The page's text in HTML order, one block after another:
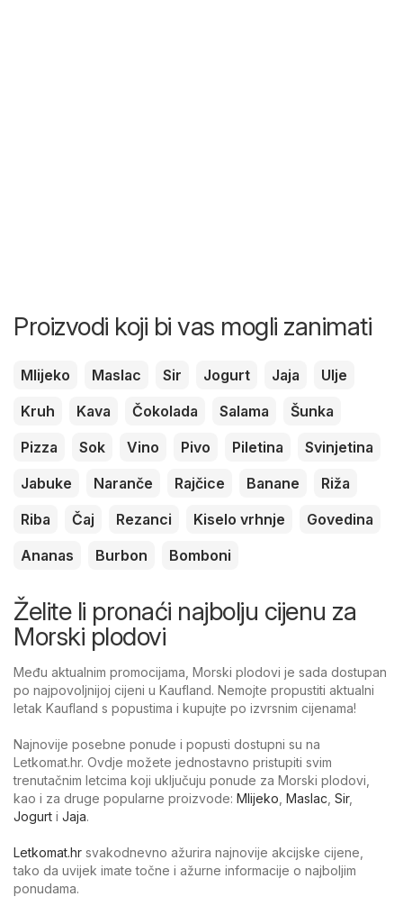
Proizvodi koji bi vas mogli zanimati
Mlijeko Maslac Sir Jogurt Jaja
Ulje
Kruh
Kava Čokolada Salama
Šunka
Pizza
Sok Vino Pivo Piletina
Svinjetina
Jabuke
Naranče Rajčice Banane
Riža
Riba
Čaj Rezanci Kiselo vrhnje
Govedina
Ananas
Burbon Bomboni
Želite li pronaći najbolju cijenu za
Morski plodovi
Među aktualnim promocijama, Morski plodovi je sada dostupan
po najpovoljnijoj cijeni u Kaufland. Nemojte propustiti aktualni
letak Kaufland s popustima i kupujte po izvrsnim cijenama!
Najnovije posebne ponude i popusti dostupni su na
Letkomat.hr. Ovdje možete jednostavno pristupiti svim
trenutačnim letcima koji uključuju ponude za Morski plodovi,
kao i za druge popularne proizvode: Mlijeko Maslac Sir,
Jogurt i Jaja.
Letkomat.hr svakodnevno ažurira najnovije akcijske cijene,
tako da uvijek imate točne i ažurne informacije o najboljim
ponudama.